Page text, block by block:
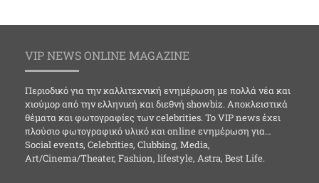
VIP NEWS ONLINE MAGAZINE
Περιοδικό για την καλλιτεχνική ενημέρωση με πολλά νέα και
χιούμορ από την ελληνική και διεθνή showbiz. Αποκλειστικά
θέματα και φωτογραφίες των celebrities. Το VIP news έχει
πλούσιο φωτογραφικό υλικό και online ενημέρωση για…
Social events, Celebrities, Clubbing, Media,
Art/Cinema/Theater, Fashion, lifestyle, Astra, Best Life.